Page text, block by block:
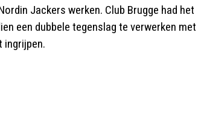
Jackers werken. Club Brugge had het
een dubbele tegenslag te verwerken met
ingrijpen.